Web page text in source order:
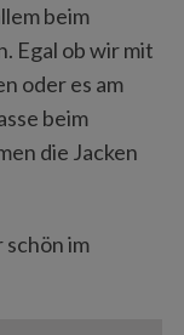
beim
Egal ob wir mit
oder es am
beim
die Jacken
schön im